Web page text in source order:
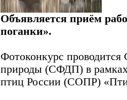
Объявляется приём
поганки».
Фотоконкурс
природы (СФДП) в
птиц России (СОПР)